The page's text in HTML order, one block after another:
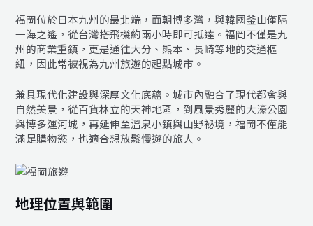
福岡位於日本九州的最北端，面朝博多灣，與韓國釜山僅隔
一海之遙，從台灣搭飛機約兩小時即可抵達。福岡不僅是九
州的商業重鎮，更是通往大分、熊本、長崎等地的交通樞
紐，因此常被視為九州旅遊的起點城市。
兼具現代化建設與深厚文化底蘊。城市內融合了現代都會與
自然美景，從百貨林立的天神地區，到風景秀麗的大濠公園
與博多運河城，再延伸至溫泉小鎮與山野祕境，福岡不僅能
滿足購物慾，也適合想放鬆慢遊的旅人。
地理位置與範圍